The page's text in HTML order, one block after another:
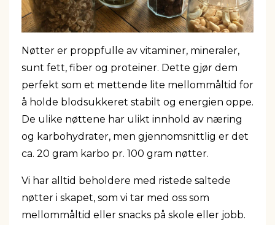
Nøtter er proppfulle av vitaminer, mineraler,
sunt fett, fiber og proteiner. Dette gjør dem
perfekt som et mettende lite mellommåltid for
å holde blodsukkeret stabilt og energien oppe.
De ulike nøttene har ulikt innhold av næring
og karbohydrater, men gjennomsnittlig er det
ca. 20 gram karbo pr. 100 gram nøtter.
Vi har alltid beholdere med ristede saltede
nøtter i skapet, som vi tar med oss som
mellommåltid eller snacks på skole eller jobb.